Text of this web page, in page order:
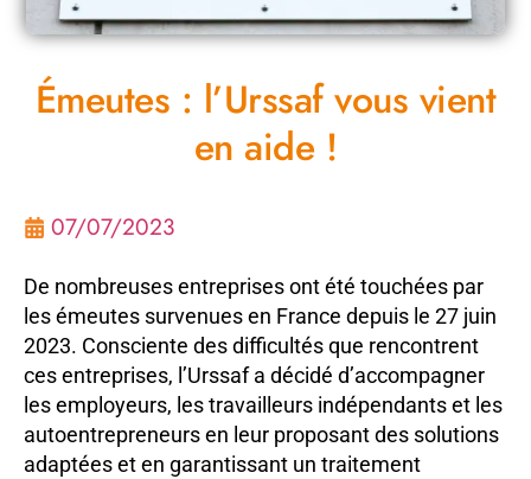
Émeutes : l’Urssaf vous vient
en aide !
07/07/2023
De nombreuses entreprises ont été touchées par
les émeutes survenues en France depuis le 27 juin
2023. Consciente des difficultés que rencontrent
ces entreprises, l’Urssaf a décidé d’accompagner
les employeurs, les travailleurs indépendants et les
autoentrepreneurs en leur proposant des solutions
adaptées et en garantissant un traitement